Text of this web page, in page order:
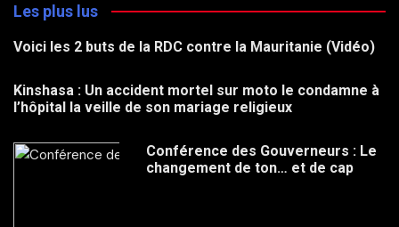
Les plus lus
Voici les 2 buts de la RDC contre la Mauritanie (Vidéo)
Kinshasa : Un accident mortel sur moto le condamne à
l’hôpital la veille de son mariage religieux
Conférence des Gouverneurs : Le
changement de ton… et de cap